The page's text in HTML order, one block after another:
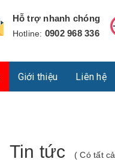
Hỗ trợ nhanh chóng
Hotline: 0902 968 336
Giới thiệu Liên hệ
Tin tức ( Có tất